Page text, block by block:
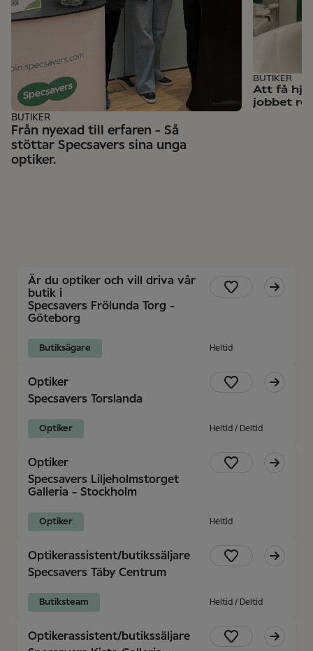
Från nyexad till erfaren - Så
stöttar Specsavers sina unga
optiker.
BUTIKER
Att få
jobbet
BUTIKER
Är du optiker och vill driva vår
butik i
Specsavers Frölunda Torg -
Göteborg
Heltid
Butiksägare
Optiker
Specsavers Torslanda
Heltid / Deltid
Optiker
Optiker
Specsavers Liljeholmstorget
Galleria - Stockholm
Heltid
Optiker
Optikerassistent/butikssäljare
Specsavers Täby Centrum
Heltid / Deltid
Butiksteam
Optikerassistent/butikssäljare